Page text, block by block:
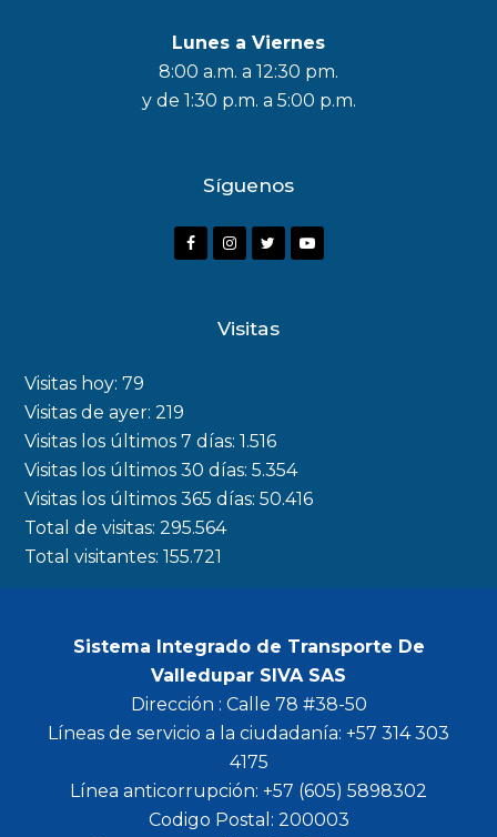
Lunes a Viernes
8:00 a.m. a 12:30 pm.
y de 1:30 p.m. a 5:00 p.m.
Síguenos
F
o
k
I
a
m
r
Y
Visitas
Visitas hoy:79
Visitas de ayer:219
Visitas los últimos 7 días:1.516
Visitas los últimos 30 días:5.354
Visitas los últimos 365 días:50.416
Total de visitas:295.564
Total visitantes:155.721
Sistema Integrado de Transporte De
Valledupar SIVA SAS
Dirección : Calle 78 #38-50
Líneas de servicio a la ciudadanía: +57 314 303
4175
Línea anticorrupción: +57 (605) 5898302
Codigo Postal: 200003